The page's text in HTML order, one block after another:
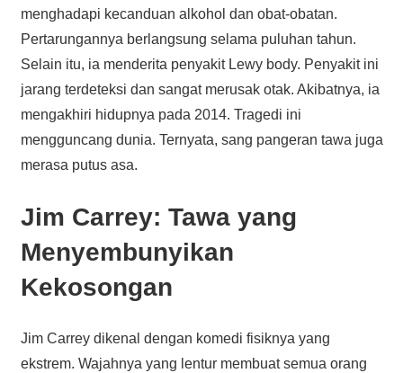
menghadapi kecanduan alkohol dan obat-obatan.
Pertarungannya berlangsung selama puluhan tahun.
Selain itu, ia menderita penyakit Lewy body. Penyakit ini
jarang terdeteksi dan sangat merusak otak. Akibatnya, ia
mengakhiri hidupnya pada 2014. Tragedi ini
mengguncang dunia. Ternyata, sang pangeran tawa juga
merasa putus asa.
Jim Carrey: Tawa yang
Menyembunyikan
Kekosongan
Jim Carrey dikenal dengan komedi fisiknya yang
ekstrem. Wajahnya yang lentur membuat semua orang